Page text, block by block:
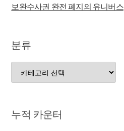
보완수사권 완전 폐지의 유니버스
분류
류
누적 카운터